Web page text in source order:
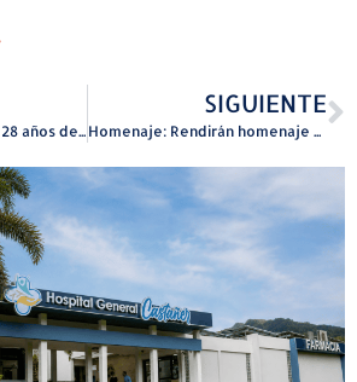
Nación Santa celebra 28 años de trayectoria en concierto magistral
SIGUIENTE
Homenaje: Rendirán homenaje con la creación de Día de la Piña Colada en Nueva York Conversatorio sobre Turismo en Puerto Rico celebrará Día de la Piña Colada en Nueva York